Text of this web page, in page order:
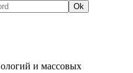
и массовых